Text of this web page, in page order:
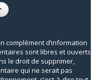
complément d’information
sont libres et ouverts
le droit de supprimer,
qui ne serait pas